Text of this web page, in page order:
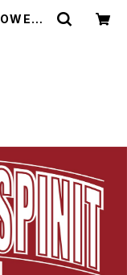
|